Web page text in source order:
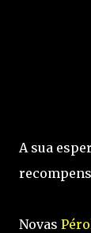
A sua
Novas